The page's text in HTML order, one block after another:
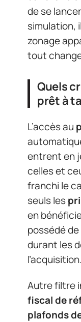
de se
simulation,
zonage
tout
Quels
prêt à
L’accès au
entrent en
celles et
franchi le
seuls les
en
possédé
durant les
l’acquisition.
Autre filtre
fiscal de
plafonds